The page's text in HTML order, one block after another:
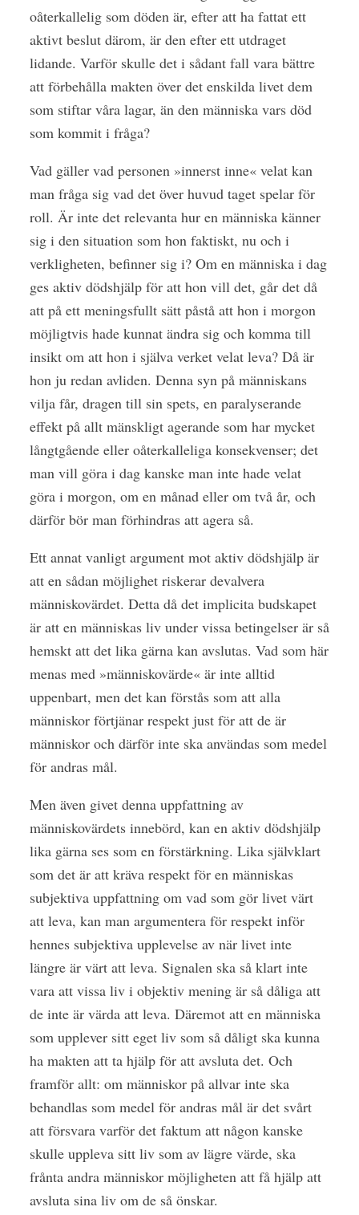
oåterkallelig som döden är, efter att ha fattat ett
aktivt beslut därom, är den efter ett utdraget
lidande. Varför skulle det i sådant fall vara bättre
att förbehålla makten över det enskilda livet dem
som stiftar våra lagar, än den människa vars död
som kommit i fråga?
Vad gäller vad personen »innerst inne« velat kan
man fråga sig vad det över huvud taget spelar för
roll. Är inte det relevanta hur en människa känner
sig i den situation som hon faktiskt, nu och i
verkligheten, befinner sig i? Om en människa i dag
ges aktiv dödshjälp för att hon vill det, går det då
att på ett meningsfullt sätt påstå att hon i morgon
möjligtvis hade ­kunnat ändra sig och komma till
insikt om att hon i själva verket velat leva? Då är
hon ju redan avliden. Denna syn på människans
vilja får, dragen till sin spets, en paralyserande
effekt på allt mänskligt agerande som har mycket
långtgående eller oåterkalleliga konsekvenser; det
man vill göra i dag kanske man inte hade velat
göra i morgon, om en månad eller om två år, och
därför bör man förhindras att agera så.
Ett annat vanligt argument mot aktiv dödshjälp är
att en sådan möjlighet riskerar devalvera
människovärdet. Detta då det implicita budskapet
är att en människas liv under vissa betingelser är så
hemskt att det lika gärna kan avslutas. Vad som här
menas med »människovärde« är inte alltid
uppenbart, men det kan förstås som att alla
människor förtjänar respekt just för att de är
människor och därför inte ska användas som medel
för andras mål.
Men även givet denna uppfattning av
människovärdets innebörd, kan en aktiv dödshjälp
lika gärna ses som en förstärkning. Lika självklart
som det är att kräva respekt för en människas
subjektiva uppfattning om vad som gör livet värt
att leva, kan man argumentera för respekt inför
hennes subjektiva upplevelse av när livet inte
längre är värt att leva. Signalen ska så klart inte
vara att vissa liv i objektiv mening är så dåliga att
de inte är värda att leva. Däremot att en människa
som upplever sitt eget liv som så dåligt ska kunna
ha makten att ta hjälp för att avsluta det. Och
framför allt: om människor på allvar inte ska
behandlas som medel för andras mål är det svårt
att försvara varför det faktum att någon kanske
skulle uppleva sitt liv som av lägre värde, ska
frånta andra människor möjligheten att få hjälp att
avsluta sina liv om de så önskar.